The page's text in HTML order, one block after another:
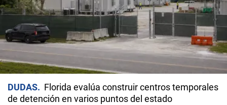
DUDAS
Florida evalúa construir centros temporales
de detención en varios puntos del estado